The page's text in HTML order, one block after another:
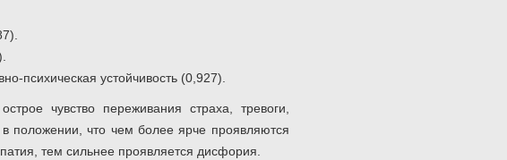
психическая устойчивость (0,927).
чувство переживания страха, тревоги,
что чем более ярче проявляются
тем сильнее проявляется дисфория.